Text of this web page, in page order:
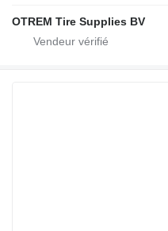
OTREM Tire Supplies BV